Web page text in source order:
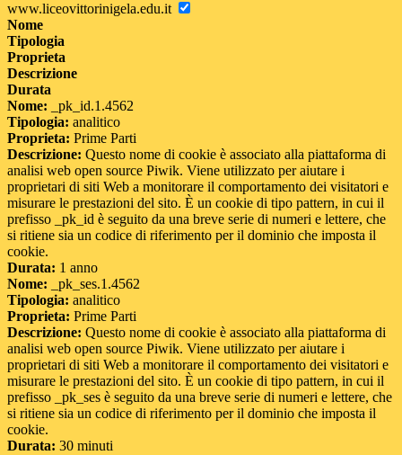
www.liceovittorinigela.edu.it
Nome
Tipologia
Proprieta
Descrizione
Durata
Nome: _pk_id.1.4562
Tipologia: analitico
Proprieta: Prime Parti
Descrizione: Questo nome di cookie è associato alla piattaforma di
analisi web open source Piwik. Viene utilizzato per aiutare i
proprietari di siti Web a monitorare il comportamento dei visitatori e
misurare le prestazioni del sito. È un cookie di tipo pattern, in cui il
prefisso _pk_id è seguito da una breve serie di numeri e lettere, che
si ritiene sia un codice di riferimento per il dominio che imposta il
cookie.
Durata: 1 anno
Nome: _pk_ses.1.4562
Tipologia: analitico
Proprieta: Prime Parti
Descrizione: Questo nome di cookie è associato alla piattaforma di
analisi web open source Piwik. Viene utilizzato per aiutare i
proprietari di siti Web a monitorare il comportamento dei visitatori e
misurare le prestazioni del sito. È un cookie di tipo pattern, in cui il
prefisso _pk_ses è seguito da una breve serie di numeri e lettere, che
si ritiene sia un codice di riferimento per il dominio che imposta il
cookie.
Durata: 30 minuti